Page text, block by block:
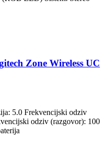
Zone Wireless UC
5.0 Frekvencijski odziv
odziv (razgovor): 100